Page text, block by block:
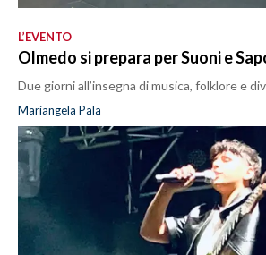
L’EVENTO
Olmedo si prepara per Suoni e
Due giorni all’insegna di musica, folklore e
Mariangela Pala